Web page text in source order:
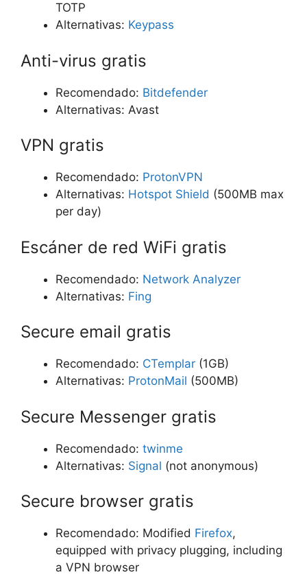
TOTP
Alternativas: Keypass
Anti-virus gratis
Recomendado: Bitdefender
Alternativas: Avast
VPN gratis
Recomendado: ProtonVPN
Alternativas: Hotspot Shield (500MB max
per day)
Escáner de red WiFi gratis
Recomendado: Network Analyzer
Alternativas: Fing
Secure email gratis
Recomendado: CTemplar (1GB)
Alternativas: ProtonMail (500MB)
Secure Messenger gratis
Recomendado: twinme
Alternativas: Signal (not anonymous)
Secure browser gratis
Recomendado: Modified Firefox,
equipped with privacy plugging, including
a VPN browser